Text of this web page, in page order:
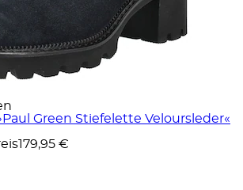
Green Stiefelette Veloursleder«
179,95 €